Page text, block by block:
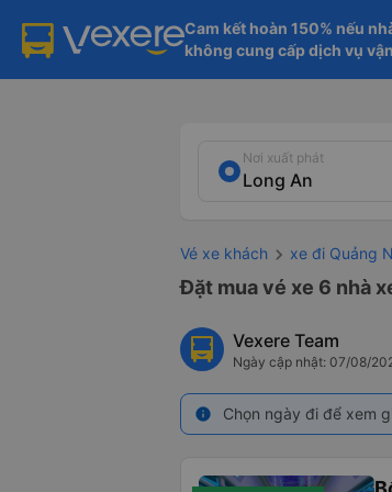
Cam kết hoàn 150% nếu
không cung cấp dịch vụ
Nơi xuất phát
Vé xe khách xe đi Quảng
Đặt mua vé xe 6 nhà
Vexere Team
Ngày cập nhật: 07/08/
info Chọn ngày đi để xem